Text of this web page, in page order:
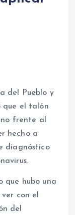
del Pueblo y
que el talón
frente al
hecho a
diagnóstico
que hubo una
con el
del